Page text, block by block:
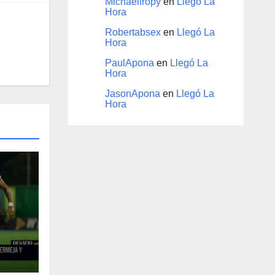
y
Hora
Robertabsexen Llegó La
Hora
PaulAponaen Llegó La
Hora
JasonAponaen Llegó La
Hora